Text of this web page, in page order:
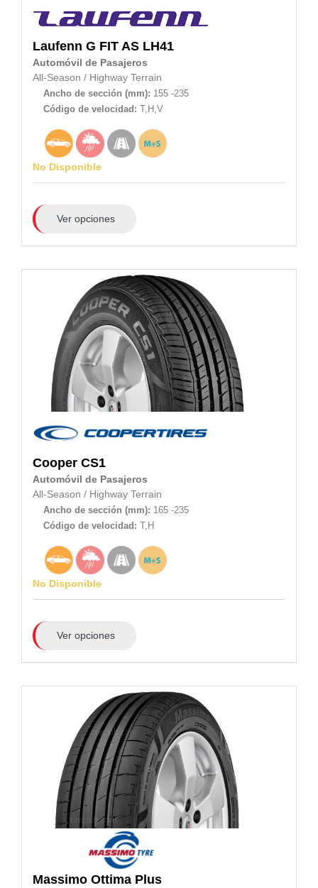
Laufenn G FIT AS LH41
Automóvil de Pasajeros
All-Season / Highway Terrain
Ancho de sección (mm): 155 -235
Código de velocidad: T,H,V
No Disponible
Ver opciones
Cooper CS1
Automóvil de Pasajeros
All-Season / Highway Terrain
Ancho de sección (mm): 165 -235
Código de velocidad: T,H
No Disponible
Ver opciones
Massimo Ottima Plus